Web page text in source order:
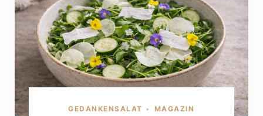
GEDANKENSALAT • MAGAZIN